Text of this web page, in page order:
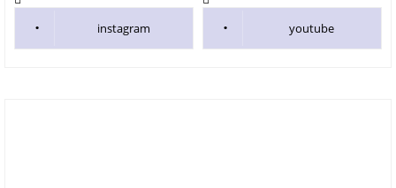
instagram youtube